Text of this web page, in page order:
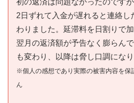
2日ずれて入金が遅れると連絡し
わりました。延滞料を日割りで
翌月の返済額が予告なく膨らん
も変わり、以降は脅し口調になり
※個人の感想であり実際の被害内容を保
ん